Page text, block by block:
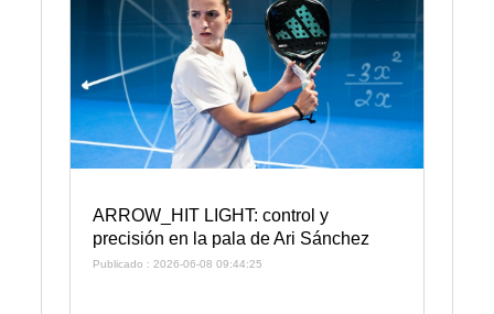
ARROW_HIT LIGHT: control y
precisión en la pala de Ari Sánchez
Publicado : 2026-06-08 09:44:25